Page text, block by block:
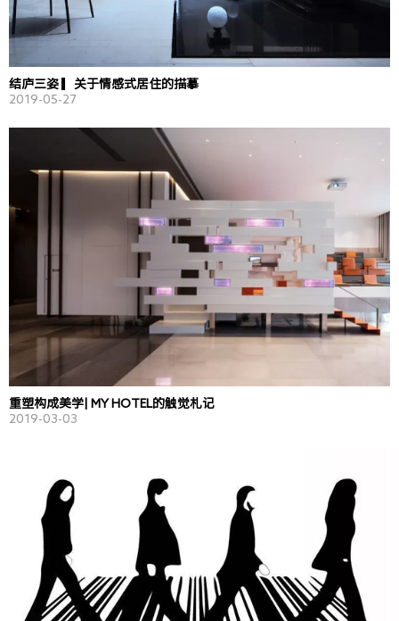
结庐三姿 ▎关于情感式居住的描摹
2019-05-27
重塑构成美学| MY HOTEL的触觉札记
2019-03-03